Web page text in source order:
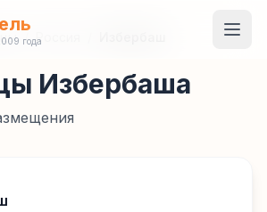
года
/ Россия
Избербаша